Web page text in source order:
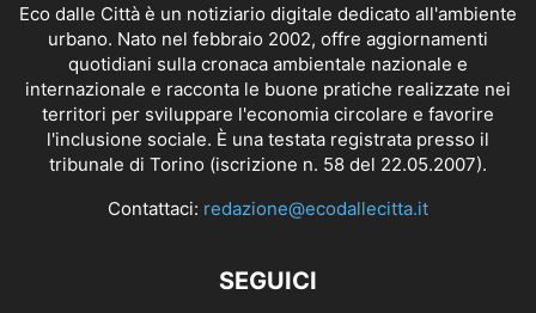
Eco dalle Città è un notiziario digitale dedicato all'ambiente
urbano. Nato nel febbraio 2002, offre aggiornamenti
quotidiani sulla cronaca ambientale nazionale e
internazionale e racconta le buone pratiche realizzate nei
territori per sviluppare l'economia circolare e favorire
l'inclusione sociale. È una testata registrata presso il
tribunale di Torino (iscrizione n. 58 del 22.05.2007).
Contattaci: redazione@ecodallecitta.it
SEGUICI